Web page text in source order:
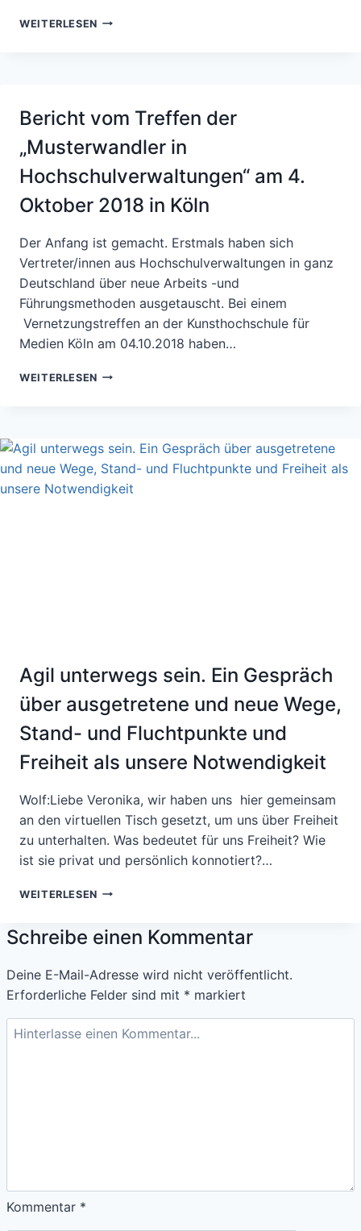
WEITERLESEN AGIL
TRAUEN,
LAMBDA-
ZU
MESSEN.
Bericht vom Treffen der
„Musterwandler in
Hochschulverwaltungen“ am 4.
Oktober 2018 in Köln
Der Anfang ist gemacht. Erstmals haben sich
Vertreter/innen aus Hochschulverwaltungen in ganz
Deutschland über neue Arbeits -und
Führungsmethoden ausgetauscht. Bei einem
Vernetzungstreffen an der Kunsthochschule für
Medien Köln am 04.10.2018 haben…
WEITERLESEN BERICHT
IN
HOCHSCHULVERWALTUNGEN“
AM
Agil unterwegs sein. Ein Gespräch
über ausgetretene und neue Wege,
Stand- und Fluchtpunkte und
Freiheit als unsere Notwendigkeit
Wolf:Liebe Veronika, wir haben uns hier gemeinsam
an den virtuellen Tisch gesetzt, um uns über Freiheit
zu unterhalten. Was bedeutet für uns Freiheit? Wie
ist sie privat und persönlich konnotiert?…
WEITERLESEN AGIL
EIN
ÜBER
UND
NEUE
WEGE,
Schreibe einen Kommentar
Deine E-Mail-Adresse wird nicht veröffentlicht.
Erforderliche Felder sind mit * markiert
Kommentar *